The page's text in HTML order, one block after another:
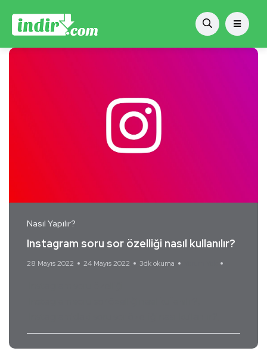
Nasıl Yapılır?
Instagram soru sor özelliği nasıl kullanılır?
28 Mayıs 2022 24 Mayıs 2022 3dk okuma